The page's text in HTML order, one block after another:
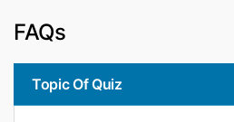
FAQs
Topic Of Quiz